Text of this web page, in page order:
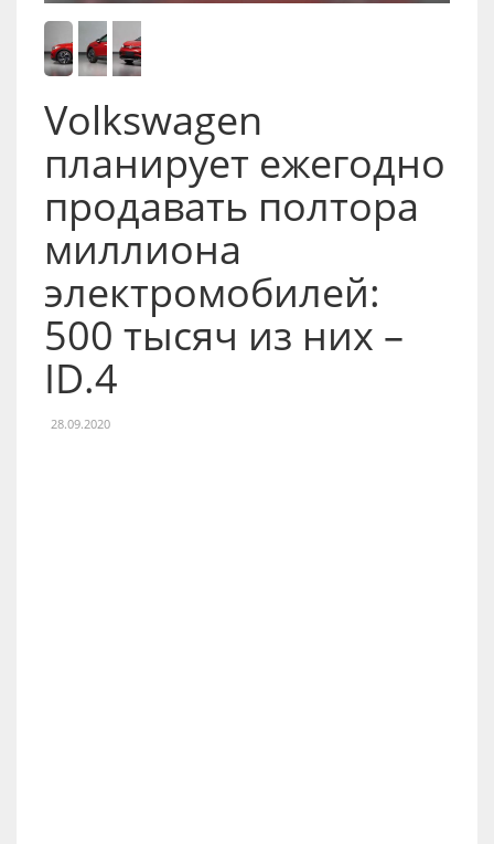
Volkswagen
планирует ежегодно
продавать полтора
миллиона
электромобилей:
500 тысяч из них –
ID.4
28.09.2020